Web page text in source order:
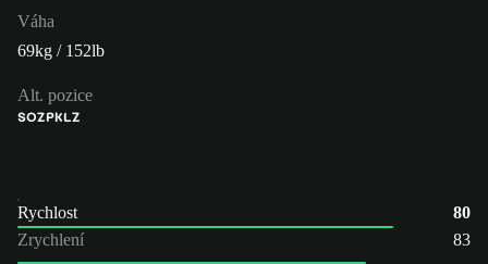
Váha
69kg / 152lb
Alt. pozice
SOZPKLZ
Rychlost
80
Zrychlení
83